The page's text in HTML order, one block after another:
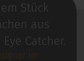
Stück
aus
Catcher.
im